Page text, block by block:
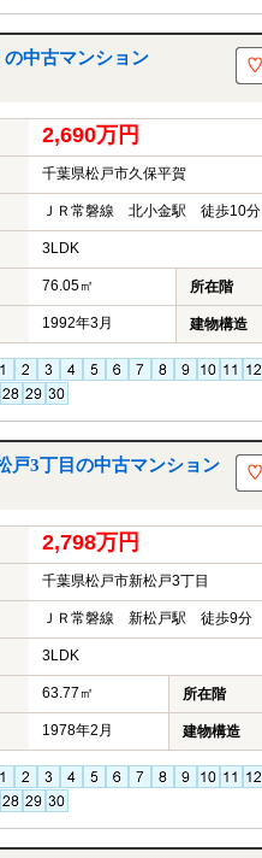
中古マンション
2,690万円
千葉県松戸市久保平賀
ＪＲ常磐線 北小金駅 徒歩10分
3LDK
76.05㎡ 所在階
1992年3月 建物構造
戸3丁目の中古マンション
2,798万円
千葉県松戸市新松戸3丁目
ＪＲ常磐線 新松戸駅 徒歩9分
3LDK
63.77㎡ 所在階
1978年2月 建物構造